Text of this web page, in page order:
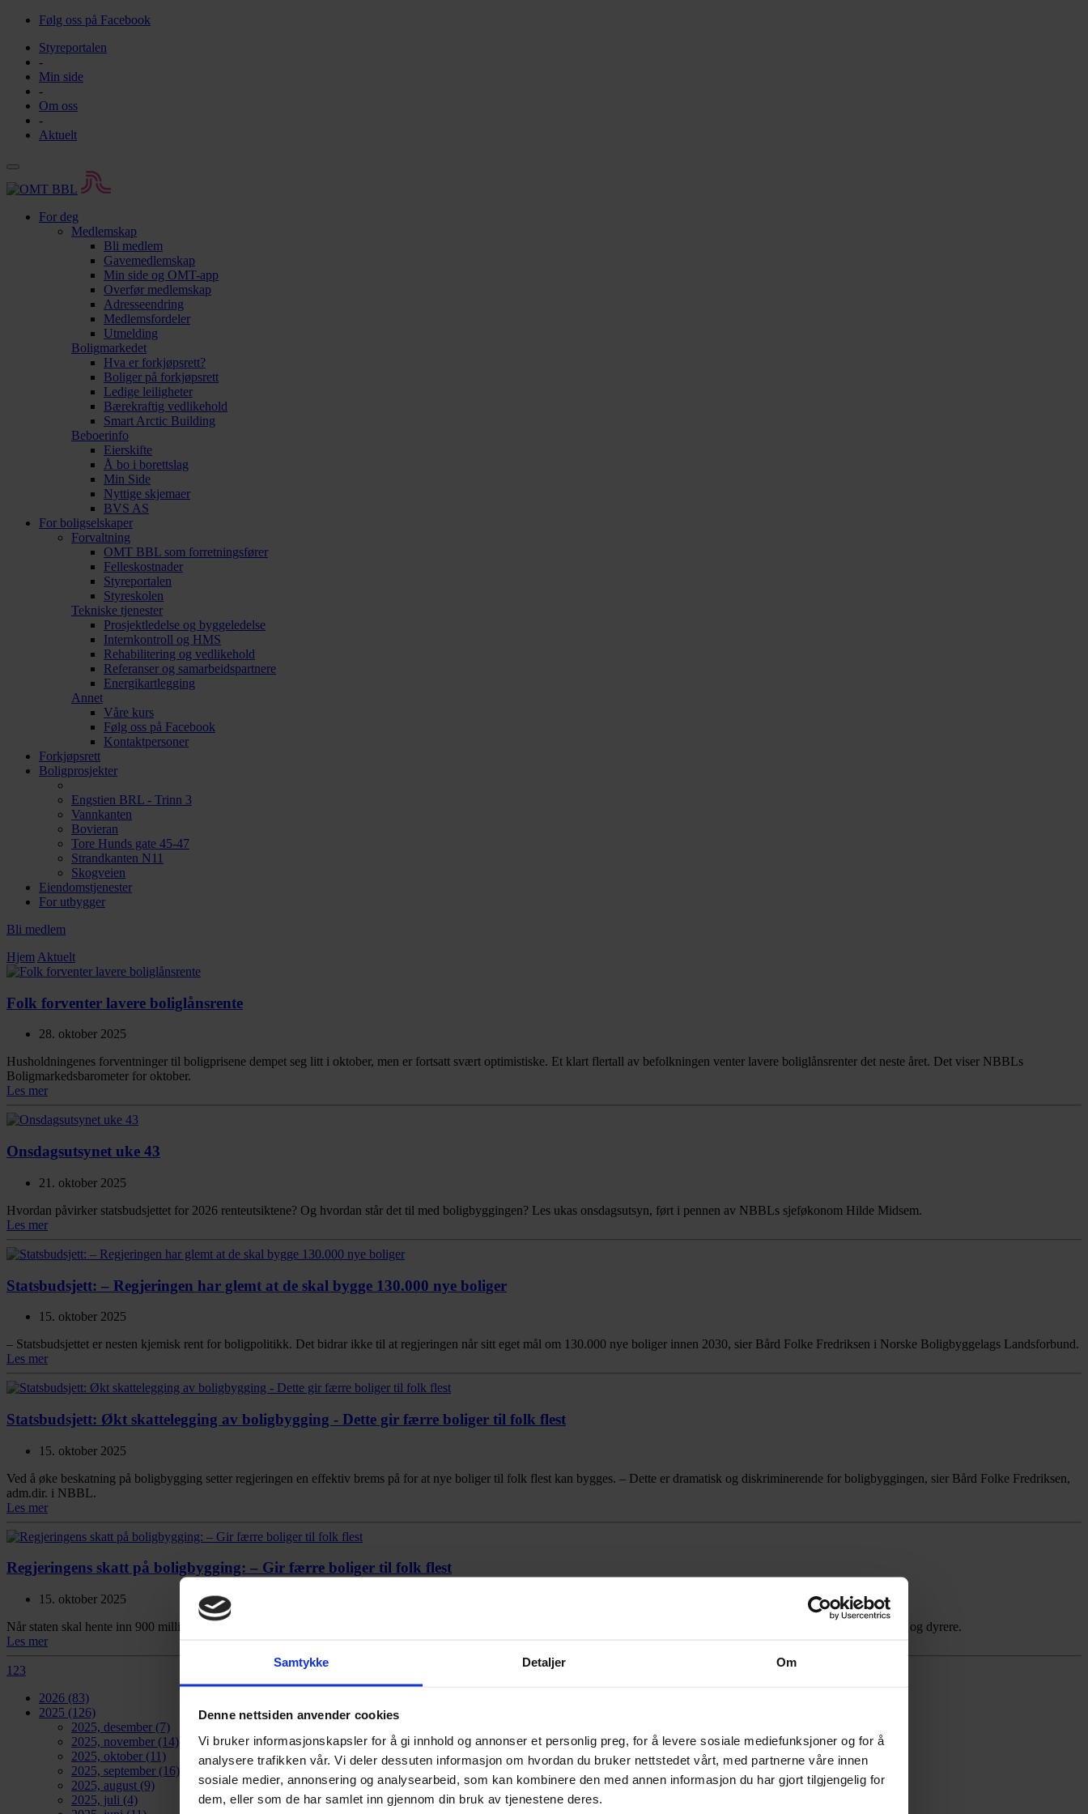
Samtykke Detaljer Om
Denne nettsiden anvender cookies
Vi bruker informasjonskapsler for å gi innhold og annonser et personlig preg, for å levere sosiale mediefunksjoner og for å
analysere trafikken vår. Vi deler dessuten informasjon om hvordan du bruker nettstedet vårt, med partnerne våre innen
sosiale medier, annonsering og analysearbeid, som kan kombinere den med annen informasjon du har gjort tilgjengelig for
dem, eller som de har samlet inn gjennom din bruk av tjenestene deres.
Følg oss på Facebook
Styreportalen
-
Min side
-
Om oss
-
Aktuelt
For deg
Medlemskap
Bli medlem
Gavemedlemskap
Min side og OMT-app
Overfør medlemskap
Adresseendring
Medlemsfordeler
Utmelding
Boligmarkedet
Hva er forkjøpsrett?
Boliger på forkjøpsrett
Ledige leiligheter
Bærekraftig vedlikehold
Smart Arctic Building
Beboerinfo
Eierskifte
Å bo i borettslag
Min Side
Nyttige skjemaer
BVS AS
For boligselskaper
Forvaltning
OMT BBL som forretningsfører
Felleskostnader
Styreportalen
Styreskolen
Tekniske tjenester
Prosjektledelse og byggeledelse
Internkontroll og HMS
Rehabilitering og vedlikehold
Referanser og samarbeidspartnere
Energikartlegging
Annet
Våre kurs
Følg oss på Facebook
Kontaktpersoner
Forkjøpsrett
Boligprosjekter
Engstien BRL - Trinn 3
Vannkanten
Bovieran
Tore Hunds gate 45-47
Strandkanten N11
Skogveien
Eiendomstjenester
For utbygger
Bli medlem
Hjem Aktuelt
Folk forventer lavere boliglånsrente
28. oktober 2025
Husholdningenes forventninger til boligprisene dempet seg litt i oktober, men er fortsatt svært optimistiske. Et klart flertall av befolkningen venter lavere boliglånsrenter det neste året. Det viser NBBLs
Boligmarkedsbarometer for oktober.
Les mer
Onsdagsutsynet uke 43
21. oktober 2025
Hvordan påvirker statsbudsjettet for 2026 renteutsiktene? Og hvordan står det til med boligbyggingen? Les ukas onsdagsutsyn, ført i pennen av NBBLs sjeføkonom Hilde Midsem.
Les mer
Statsbudsjett: – Regjeringen har glemt at de skal bygge 130.000 nye boliger
15. oktober 2025
– Statsbudsjettet er nesten kjemisk rent for boligpolitikk. Det bidrar ikke til at regjeringen når sitt eget mål om 130.000 nye boliger innen 2030, sier Bård Folke Fredriksen i Norske Boligbyggelags Landsforbund.
Les mer
Statsbudsjett: Økt skattelegging av boligbygging - Dette gir færre boliger til folk flest
15. oktober 2025
Ved å øke beskatning på boligbygging setter regjeringen en effektiv brems på for at nye boliger til folk flest kan bygges. – Dette er dramatisk og diskriminerende for boligbyggingen, sier Bård Folke Fredriksen,
adm.dir. i NBBL.
Les mer
Regjeringens skatt på boligbygging: – Gir færre boliger til folk flest
15. oktober 2025
Når staten skal hente inn 900 millioner kroner fra boligbygging, er det vanlige folk som betaler prisen. NBBL advarer mot at regjeringens forslag vil gjøre nye boliger både færre og dyrere.
Les mer
1 23
2026 (83)
2025 (126)
2025, desember (7)
2025, november (14)
2025, oktober (11)
2025, september (16)
2025, august (9)
2025, juli (4)